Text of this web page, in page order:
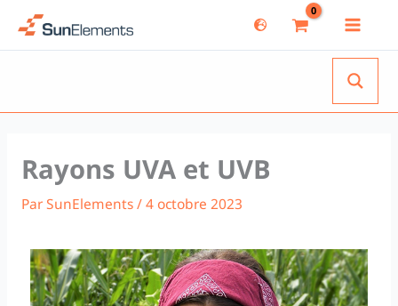
Rayons UVA et UVB
ParSunElements/4 octobre 2023